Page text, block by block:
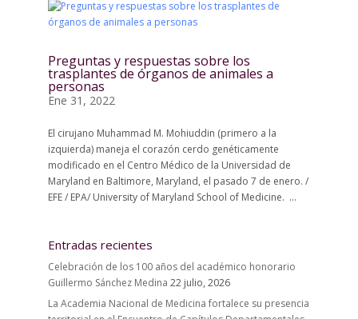
Preguntas y respuestas sobre los
trasplantes de órganos de animales a
personas
Ene 31, 2022
El cirujano Muhammad M. Mohiuddin (primero a la
izquierda) maneja el corazón cerdo genéticamente
modificado en el Centro Médico de la Universidad de
Maryland en Baltimore, Maryland, el pasado 7 de enero. /
EFE / EPA/ University of Maryland School of Medicine. ...
Entradas recientes
Celebración de los 100 años del académico honorario
Guillermo Sánchez Medina 22 julio, 2026
La Academia Nacional de Medicina fortalece su presencia